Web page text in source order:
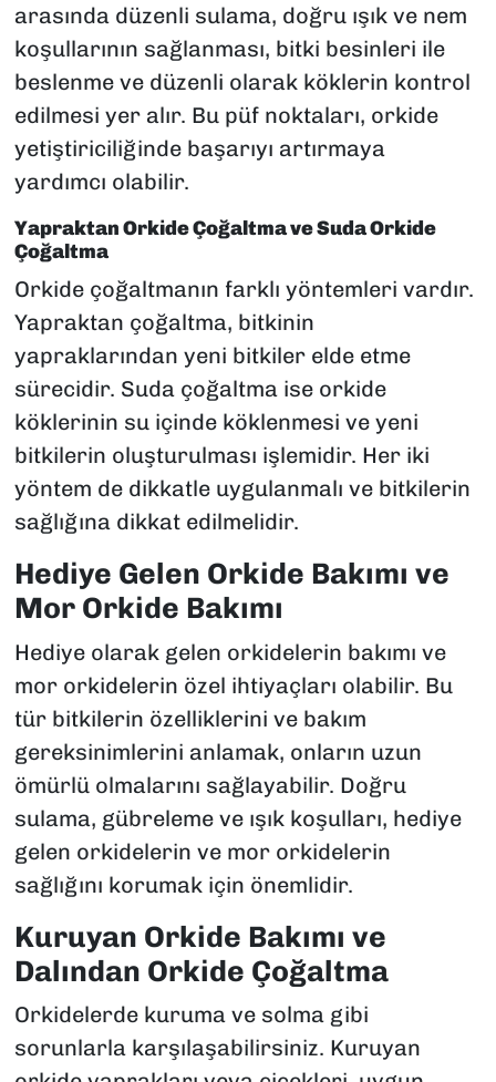
arasında düzenli sulama, doğru ışık ve nem
koşullarının sağlanması, bitki besinleri ile
beslenme ve düzenli olarak köklerin kontrol
edilmesi yer alır. Bu püf noktaları, orkide
yetiştiriciliğinde başarıyı artırmaya
yardımcı olabilir.
Yapraktan Orkide Çoğaltma ve Suda Orkide
Çoğaltma
Orkide çoğaltmanın farklı yöntemleri vardır.
Yapraktan çoğaltma, bitkinin
yapraklarından yeni bitkiler elde etme
sürecidir. Suda çoğaltma ise orkide
köklerinin su içinde köklenmesi ve yeni
bitkilerin oluşturulması işlemidir. Her iki
yöntem de dikkatle uygulanmalı ve bitkilerin
sağlığına dikkat edilmelidir.
Hediye Gelen Orkide Bakımı ve
Mor Orkide Bakımı
Hediye olarak gelen orkidelerin bakımı ve
mor orkidelerin özel ihtiyaçları olabilir. Bu
tür bitkilerin özelliklerini ve bakım
gereksinimlerini anlamak, onların uzun
ömürlü olmalarını sağlayabilir. Doğru
sulama, gübreleme ve ışık koşulları, hediye
gelen orkidelerin ve mor orkidelerin
sağlığını korumak için önemlidir.
Kuruyan Orkide Bakımı ve
Dalından Orkide Çoğaltma
Orkidelerde kuruma ve solma gibi
sorunlarla karşılaşabilirsiniz. Kuruyan